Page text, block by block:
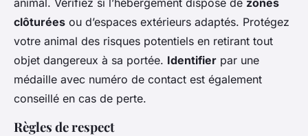
clôturées ou d’espaces extérieurs adaptés. Protégez
votre animal des risques potentiels en retirant tout
objet dangereux à sa portée. Identifier par une
médaille avec numéro de contact est également
conseillé en cas de perte.
Règles de respect